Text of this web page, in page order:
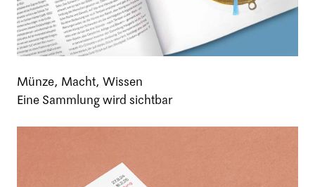
Münze, Macht, Wissen
Eine Sammlung wird sichtbar